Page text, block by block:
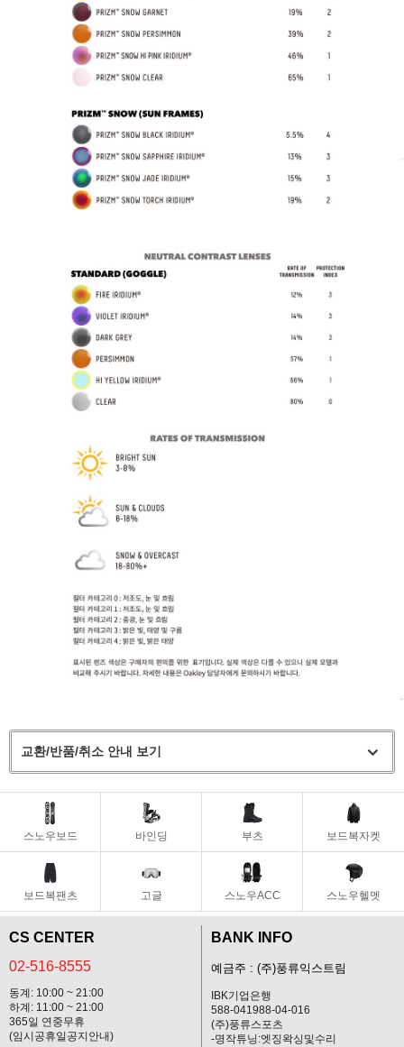
교환/반품/취소 안내 보기
스노우보드 바인딩 부츠 보드복자켓
보드복팬츠 고글 스노우ACC 스노우헬멧
CS CENTER
02-516-8555
동계: 10:00 ~ 21:00
하계: 11:00 ~ 21:00
365일 연중무휴
(임시공휴일공지안내)
BANK INFO
예금주 : (주)풍류익스트림
IBK기업은행
588-041988-04-016
(주)풍류스포츠
-명작튜닝:엣징왁싱및수리